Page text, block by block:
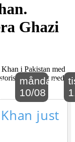
.
Ghazi
i Pakistan med
klimatet med
just
måndag
10/08